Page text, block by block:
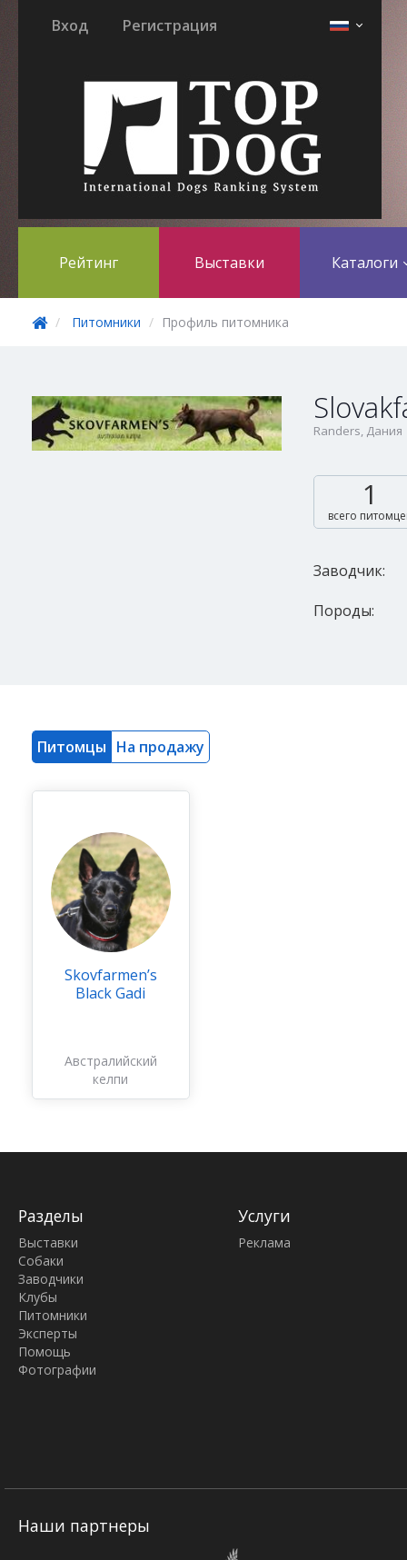
Вход Регистрация
Рейтинг Выставки Каталоги
Питомники Профиль питомника
Randers, Дания
1
всего
Заводчик:
Породы:
Питомцы На продажу
Skovfarmen’s
Black Gadi
Австралийский
келпи
Разделы
Выставки
Собаки
Заводчики
Клубы
Питомники
Эксперты
Помощь
Фотографии
Услуги
Реклама
Наши партнеры